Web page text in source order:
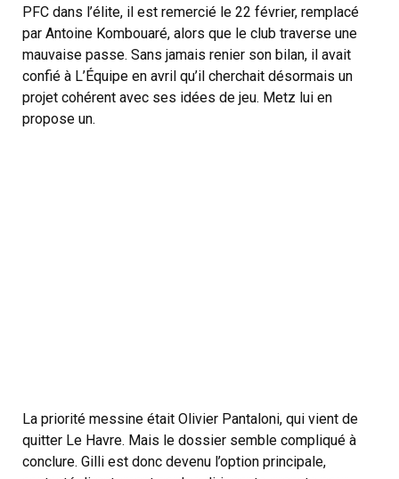
PFC dans l’élite, il est remercié le 22 février, remplacé
par Antoine Kombouaré, alors que le club traverse une
mauvaise passe. Sans jamais renier son bilan, il avait
confié à L’Équipe en avril qu’il cherchait désormais un
projet cohérent avec ses idées de jeu. Metz lui en
propose un.
La priorité messine était Olivier Pantaloni, qui vient de
quitter Le Havre. Mais le dossier semble compliqué à
conclure. Gilli est donc devenu l’option principale,